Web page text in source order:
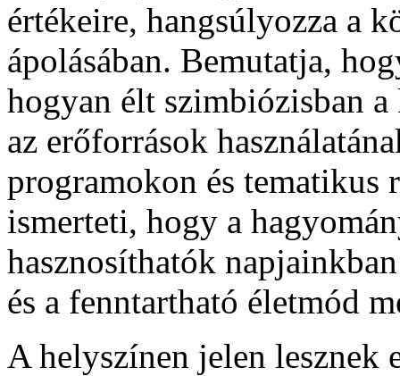
értékeire, hangsúlyozza a
ápolásában. Bemutatja,
hogyan élt szimbiózisban
az erőforrások
programokon és tematikus
ismerteti, hogy a
hasznosíthatók
és a fenntartható életmód
A helyszínen jelen lesznek